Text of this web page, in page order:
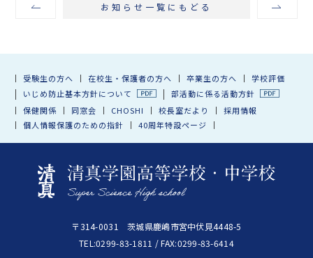
お知らせ一覧にもどる
受験生の方へ 在校生・保護者の方へ 卒業生の方へ
学校評価
いじめ防止基本方針について
部活動に係る活動方針
保健関係
同窓会 CHOSHI 校長室だより
採用情報
個人情報保護のための指針
40周年特設ページ
〒314-0031 茨城県鹿嶋市宮中伏見4448-5
TEL:0299-83-1811 / FAX:0299-83-6414